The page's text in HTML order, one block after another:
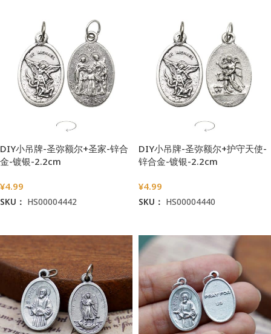
DIY小吊牌-圣弥额尔+圣家-锌合
金-镀银-2.2cm
¥4.99
SKU： HS00004442
DIY小吊牌-圣弥额尔+护守天使-
锌合金-镀银-2.2cm
¥4.99
SKU： HS00004440